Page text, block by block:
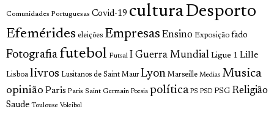
Comunidades Portuguesas Covid-19 culturaDesporto
Efemérides eleições Empresas Ensino Exposição fado
Fotografia futebol Futsal I Guerra Mundial Ligue 1 Lille
Lisboa livros Lusitanos de Saint Maur Lyon Marseille Medias Musica
opinião Paris Paris Saint Germain Poesia política PS PSD PSG Religião
Saude Toulouse Voleibol